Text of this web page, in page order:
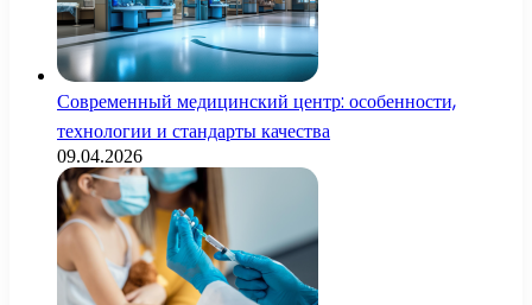
Современный медицинский центр: особенности,
технологии и стандарты качества
09.04.2026